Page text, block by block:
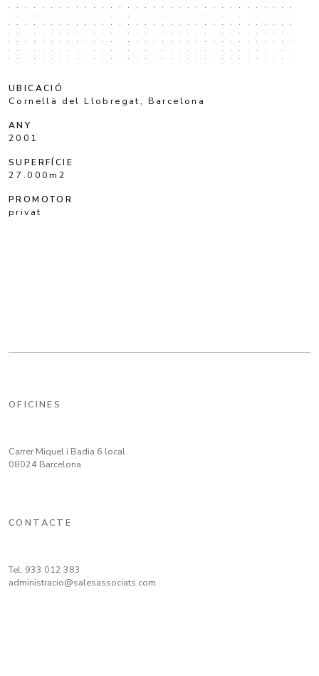
UBICACIÓ
Cornellà del Llobregat, Barcelona
ANY
2001
SUPERFÍCIE
27.000m2
PROMOTOR
privat
OFICINES
Carrer Miquel i Badia 6 local
08024 Barcelona
CONTACTE
Tel. 933 012 383
administracio@salesassociats.com